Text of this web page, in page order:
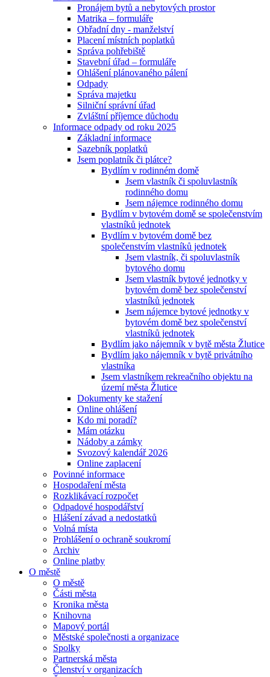
Pronájem bytů a nebytových prostor
Matrika – formuláře
Obřadní dny - manželství
Placení místních poplatků
Správa pohřebiště
Stavební úřad – formuláře
Ohlášení plánovaného pálení
Odpady
Správa majetku
Silniční správní úřad
Zvláštní příjemce důchodu
Informace odpady od roku 2025
Základní informace
Sazebník poplatků
Jsem poplatník či plátce?
Bydlím v rodinném domě
Jsem vlastník či spoluvlastník
rodinného domu
Jsem nájemce rodinného domu
Bydlím v bytovém domě se společenstvím
vlastníků jednotek
Bydlím v bytovém domě bez
společenstvím vlastníků jednotek
Jsem vlastník, či spoluvlastník
bytového domu
Jsem vlastník bytové jednotky v
bytovém domě bez společenství
vlastníků jednotek
Jsem nájemce bytové jednotky v
bytovém domě bez společenství
vlastníků jednotek
Bydlím jako nájemník v bytě města Žlutice
Bydlím jako nájemník v bytě privátního
vlastníka
Jsem vlastníkem rekreačního objektu na
území města Žlutice
Dokumenty ke stažení
Online ohlášení
Kdo mi poradí?
Mám otázku
Nádoby a zámky
Svozový kalendář 2026
Online zaplacení
Povinné informace
Hospodaření města
Rozklikávací rozpočet
Odpadové hospodářství
Hlášení závad a nedostatků
Volná místa
Prohlášení o ochraně soukromí
Archiv
Online platby
O městě
O městě
Části města
Kronika města
Knihovna
Mapový portál
Městské společnosti a organizace
Spolky
Partnerská města
Členství v organizacích